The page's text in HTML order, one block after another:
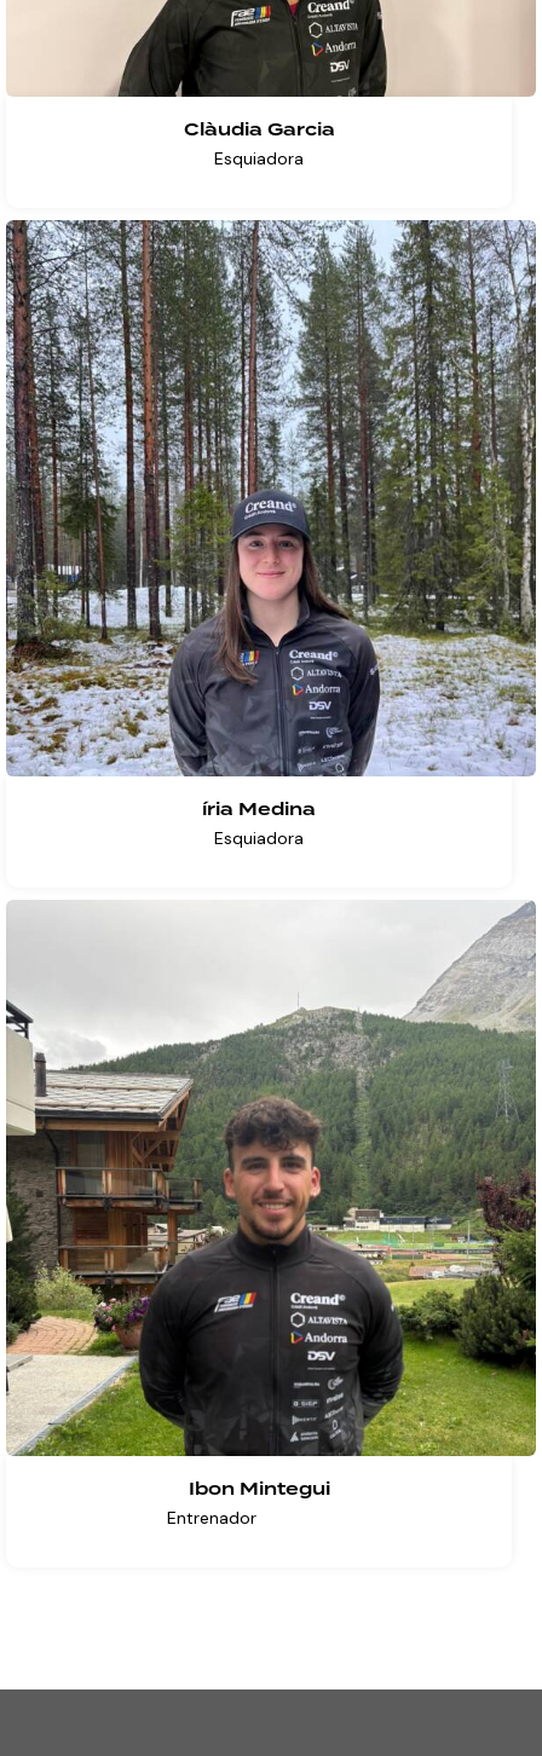
Clàudia Garcia
Esquiadora
íria Medina
Esquiadora
Ibon Mintegui
Entrenador